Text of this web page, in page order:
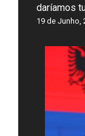
daríamos
19 de Junho,